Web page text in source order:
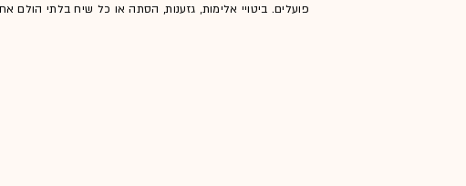
פועלים. ביטויי אלימות, גזענות, הסתה או כל שיח בלתי הולם